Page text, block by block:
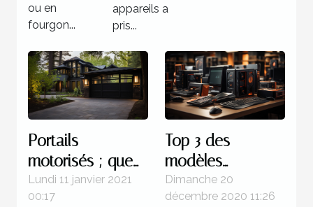
ou en
fourgon...
appareils a
pris...
Portails
motorisés ; que
faut-il savoir ?
Lundi 11 janvier 2021
00:17
Top 3 des
modèles
d’ordinateur à
trouver à
Dimanche 20
décembre 2020 11:26